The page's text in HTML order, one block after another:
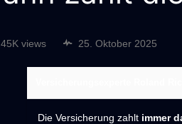
views 25. Oktober 2025
Die Versicherung zahlt immer